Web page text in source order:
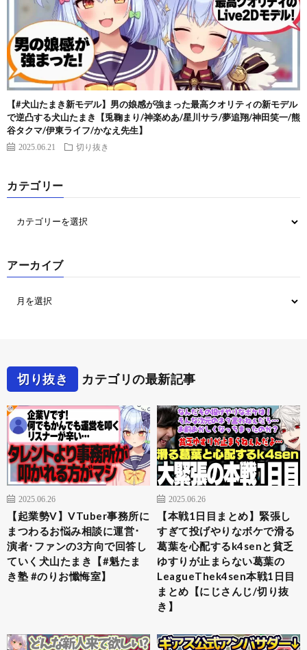
【#犬山たまき新モデル】男の娘感が強まった最高クオリティの新モデル
で逆凸する犬山たまき【兎鞠まり/神楽めあ/星川サラ/夢追翔/神田笑一/熊
谷タクマ/伊東ライフ/かなえ先生】
2025.06.21 切り抜き
カテゴリー
アーカイブ
切り抜き カテゴリの最新記事
2025.06.26
【起業勢V】VTuber事務所に
まつわるお悩み相談に運営･
演者･ファンの3方向で回答し
ていく犬山たまき【#魁たま
き塾 #のりお懺悔室】
2025.06.26
【本戦1日目まとめ】緊張し
すぎて投げやりなボケで滑る
葛葉を心配するk4senと貧乏
ゆすりが止まらない葛葉の
LeagueThek4sen本戦1日目
まとめ【にじさんじ/切り抜
き】